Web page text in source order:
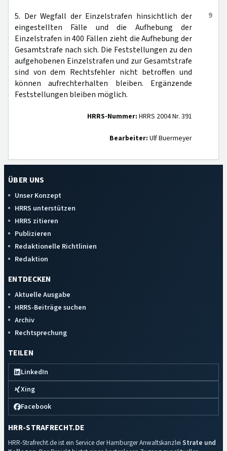
9
5. Der Wegfall der Einzelstrafen hinsichtlich der
eingestellten Fälle und die Aufhebung der
Einzelstrafen in 400 Fällen zieht die Aufhebung der
Gesamtstrafe nach sich. Die Feststellungen zu den
aufgehobenen Einzelstrafen und zur Gesamtstrafe
sind von dem Rechtsfehler nicht betroffen und
können aufrechterhalten bleiben. Ergänzende
Feststellungen bleiben möglich.
HRRS-Nummer: HRRS 2004 Nr. 391
Bearbeiter: Ulf Buermeyer
ÜBER UNS
Unser Konzept
HRRS unterstützen
HRRS zitieren
Publizieren
Redaktionelle Richtlinien
Redaktion
ENTDECKEN
Aktuelle Ausgabe
HRRS-Beiträge suchen
Archiv
Rechtsprechung
TEILEN
LinkedIn
Xing
Facebook
HRR-STRAFRECHT.DE
HRR-Strafrecht.de ist ein Service der Hamburger Anwaltskanzlei Strate und